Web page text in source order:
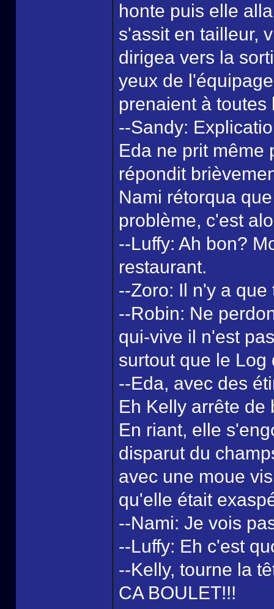
honte puis elle
s'assit en tailleur,
dirigea vers la
yeux de
prenaient à toutes
--Sandy:
Eda ne prit même
répondit
Nami rétorqua
problème, c'est
--Luffy: Ah bon?
restaurant.
--Zoro: Il n'y a
--Robin: Ne
qui-vive il n'est
surtout que le
--Eda, avec des
Eh Kelly arrête de
En riant, elle
disparut du
avec une moue
qu'elle était
--Nami: Je vois
--Luffy: Eh c'est
--Kelly, tourne la
CA BOULET!!!